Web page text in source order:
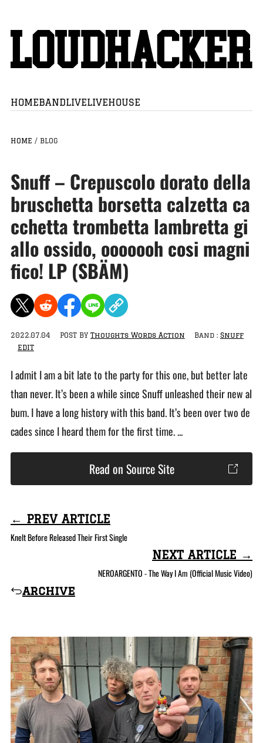
HOMEBANDLIVELIVEHOUSE
HOME / BLOG
Snuff – Crepuscolo dorato della
bruschetta borsetta calzetta ca
cchetta trombetta lambretta gi
allo ossido, ooooooh cosi magni
fico! LP (SBÄM)
2022.07.04 POST BY Thoughts Words Action Band : Snuff
EDIT
I admit I am a bit late to the party for this one, but better late
than never. It’s been a while since Snuff unleashed their new al
bum. I have a long history with this band. It’s been over two de
cades since I heard them for the first time. ...
Read on Source Site
← PREV ARTICLE
Knelt Before Released Their First Single
archive
NEXT ARTICLE →
NEROARGENTO - The Way I Am (Official Music Video)